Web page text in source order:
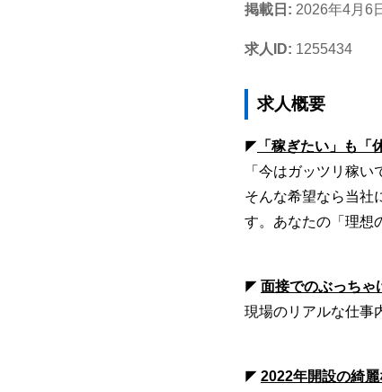
掲載日: 2026年4月6
求人ID: 1255434
求人概要
◤ 「稼ぎたい」も
「今はガッツリ稼
そんな希望なら当社
す。あなたの「理想
◤ 面接でのぶっちゃ
現場のリアルな仕事
◤ 2022年開設の綺